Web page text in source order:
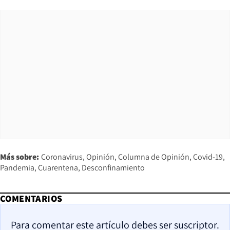
Más sobre: Coronavirus Opinión Columna de Opinión Covid-19
Pandemia Cuarentena Desconfinamiento
COMENTARIOS
Para comentar este artículo debes ser suscriptor.